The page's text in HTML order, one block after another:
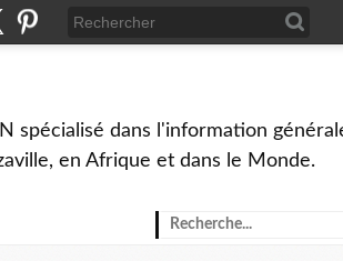
spécialisé dans l'information
en Afrique et dans le Monde.